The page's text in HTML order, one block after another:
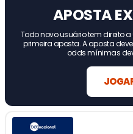
APOSTA
Todo novo usuário tem direito
primeira aposta. A aposta
odds mínimas